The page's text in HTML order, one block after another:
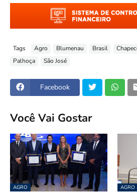
Tags Agro Blumenau Brasil
Palhoça
São José
Facebook
Você Vai Gostar
AGRO AGRO